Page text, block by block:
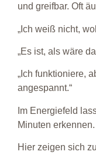
und greifbar. Oft
„Ich weiß nicht,
„Es ist, als wäre
„Ich funktioniere,
angespannt.“
Im Energiefeld
Minuten erkennen.
Hier zeigen sich